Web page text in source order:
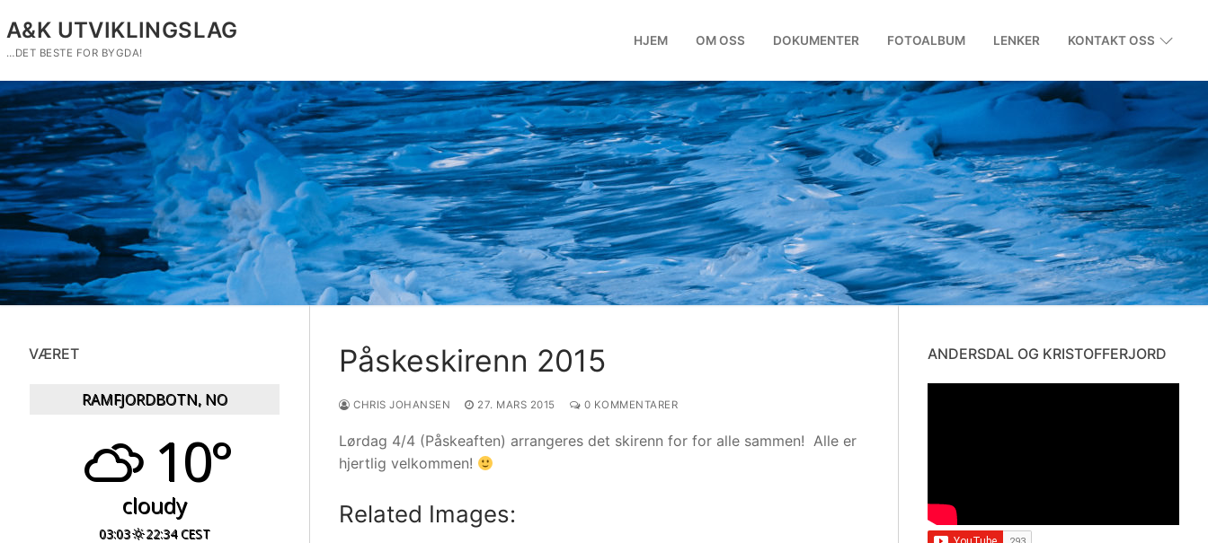
til
innholdet
A&K UTVIKLINGSLAG
…DET BESTE FOR BYGDA!
HJEM OM OSS DOKUMENTER FOTOALBUM LENKER KONTAKT OSS
Påskeskirenn 2015
CHRIS JOHANSEN 27. MARS 2015 0 KOMMENTARER
Lørdag 4/4 (Påskeaften) arrangeres det skirenn for for alle sammen! Alle er
hjertlig velkommen!
Related Images:
ANDERSDAL OG KRISTOFFERJORD
VÆRET
RAMFJORDBOTN, NO
10°
cloudy
03:03
22:34 CEST